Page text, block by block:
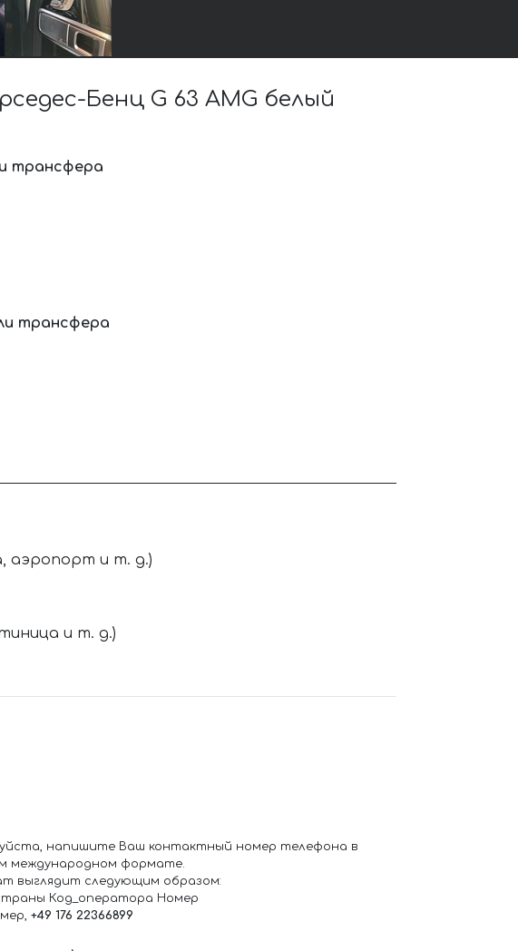
Бенц G 63 AMG белый
трансфера
трансфера
аэропорт и т. д.)
и т. д.)
напишите Ваш контактный номер телефона в
международном формате.
выглядит следующим образом:
Код_оператора Номер
+49 176 22366899